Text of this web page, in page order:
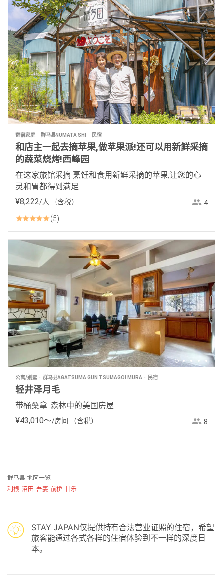
寄宿家庭 群马县NUMATA SHI 民宿
和店主一起去摘苹果,做苹果派!还可以用新鲜采摘
的蔬菜烧烤!西峰园
在这家旅馆采摘 烹饪和食用新鲜采摘的苹果,让您的心
灵和胃都得到满足
¥8,222/人 （含税） 4
5
公寓/别墅 群马县AGATSUMA GUN TSUMAGOI MURA 民宿
轻井泽月毛
带桶桑拿! 森林中的美国房屋
¥43,010〜/房间 （含税） 8
群马县 地区一览
利根 沼田 吾妻 前桥 甘乐
STAY JAPAN仅提供持有合法营业证照的住宿，希望
旅客能通过各式各样的住宿体验到不一样的深度日
本。